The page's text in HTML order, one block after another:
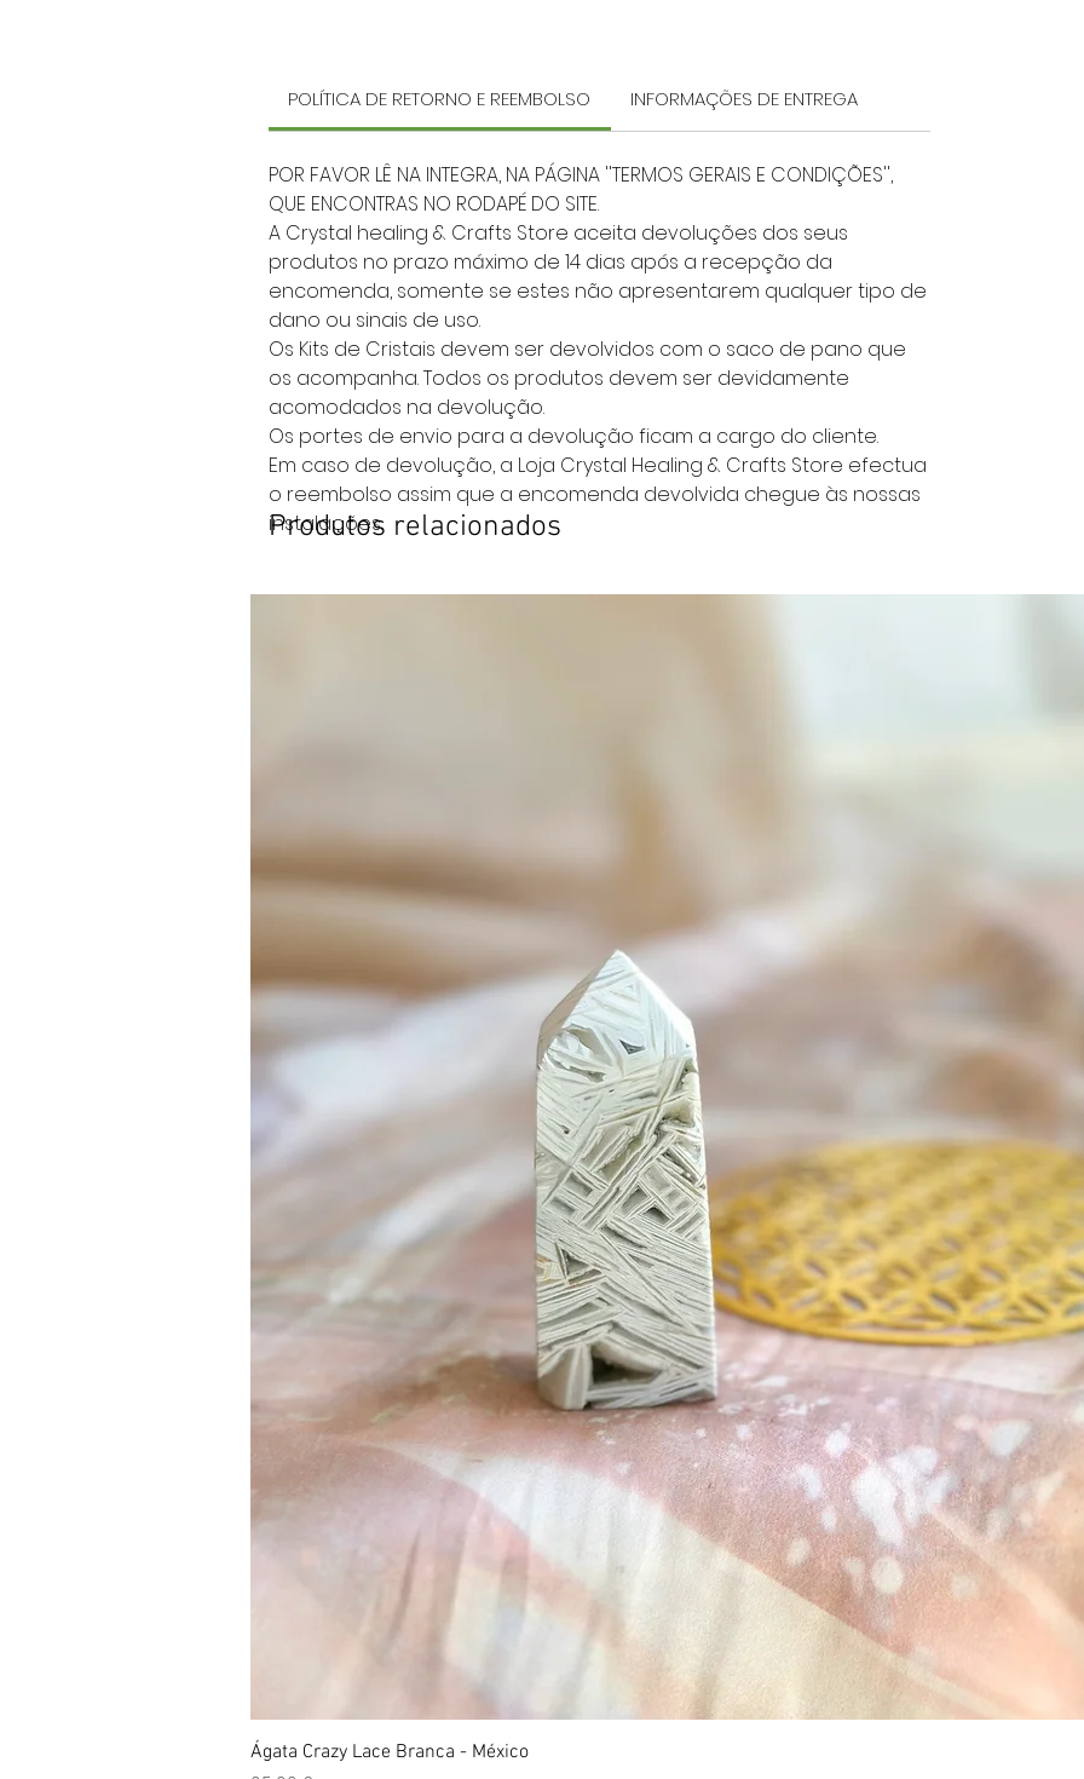
POLÍTICA DE RETORNO E REEMBOLSO INFORMAÇÕES DE ENTREGA
POR FAVOR LÊ NA INTEGRA, NA PÁGINA ''TERMOS GERAIS E CONDIÇÕES'',
QUE ENCONTRAS NO RODAPÉ DO SITE.
A Crystal healing & Crafts Store aceita devoluções dos seus
produtos no prazo máximo de 14 dias após a recepção da
encomenda, somente se estes não apresentarem qualquer tipo de
dano ou sinais de uso.
Os Kits de Cristais devem ser devolvidos com o saco de pano que
os acompanha. Todos os produtos devem ser devidamente
acomodados na devolução.
Os portes de envio para a devolução ficam a cargo do cliente.
Em caso de devolução, a Loja Crystal Healing & Crafts Store efectua
o reembolso assim que a encomenda devolvida chegue às nossas
instalações.
Produtos relacionados
Ágata Crazy Lace Branca - México